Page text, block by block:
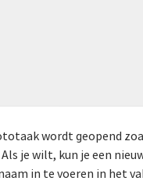
wordt geopend
je wilt, kun je een
in te voeren in het